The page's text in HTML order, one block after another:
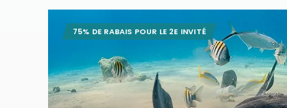
75% DE RABAIS POUR LE 2E INVITÉ